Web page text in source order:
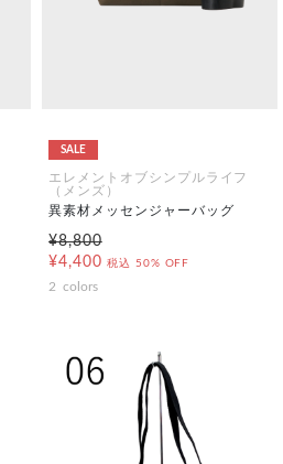
SALE
エレメントオブシンプルライフ
（メンズ）
異素材メッセンジャーバッグ
¥8,800
¥4,400 税込 50% OFF
2 colors